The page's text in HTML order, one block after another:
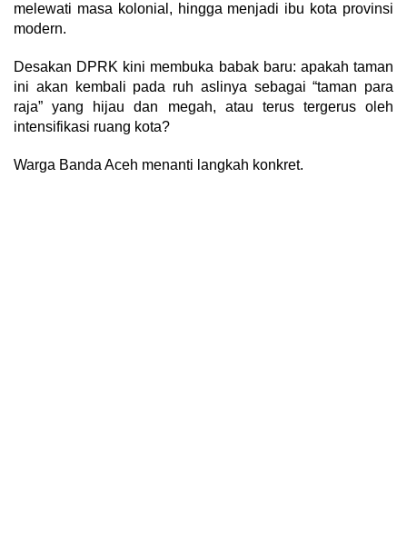
melewati masa kolonial, hingga menjadi ibu kota provinsi
modern.
Desakan DPRK kini membuka babak baru: apakah taman
ini akan kembali pada ruh aslinya sebagai “taman para
raja” yang hijau dan megah, atau terus tergerus oleh
intensifikasi ruang kota?
Warga Banda Aceh menanti langkah konkret.